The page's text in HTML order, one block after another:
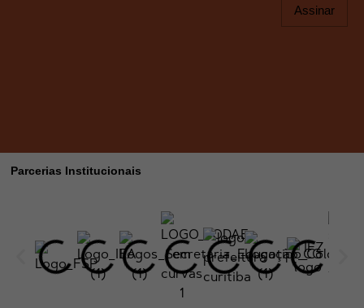
Assinar
Parcerias Institucionais